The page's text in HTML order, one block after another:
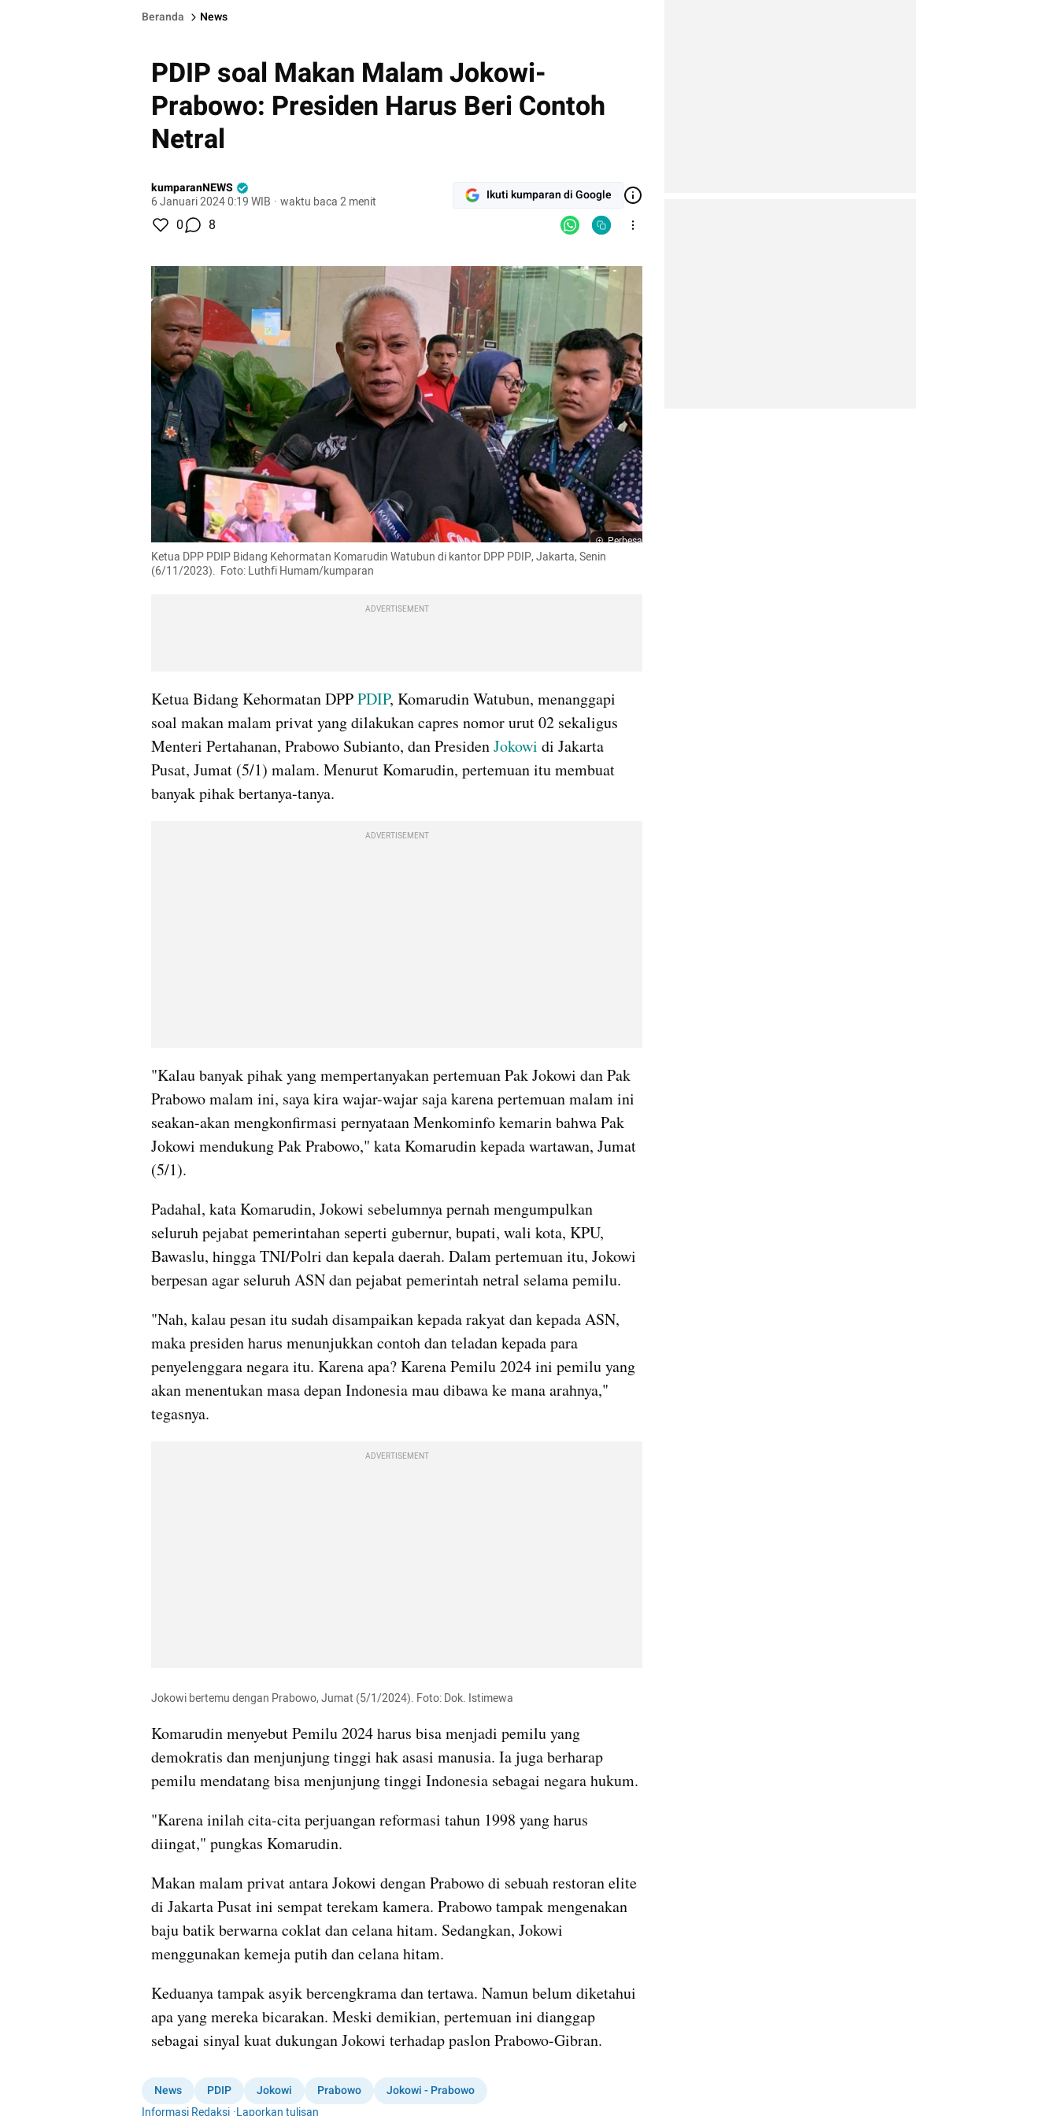
Beranda News
PDIP soal Makan Malam Jokowi-
Prabowo: Presiden Harus Beri Contoh
Netral
kumparanNEWS
6 Januari 2024 0:19 WIB · waktu baca 2 menit Ikuti kumparan di Google
0 8
Perbesar
Ketua DPP PDIP Bidang Kehormatan Komarudin Watubun di kantor DPP PDIP, Jakarta, Senin
(6/11/2023).  Foto: Luthfi Humam/kumparan
ADVERTISEMENT
Ketua Bidang Kehormatan DPP PDIP, Komarudin Watubun, menanggapi
soal makan malam privat yang dilakukan capres nomor urut 02 sekaligus
Menteri Pertahanan, Prabowo Subianto, dan Presiden Jokowi di Jakarta
Pusat, Jumat (5/1) malam. Menurut Komarudin, pertemuan itu membuat
banyak pihak bertanya-tanya.
ADVERTISEMENT
"Kalau banyak pihak yang mempertanyakan pertemuan Pak Jokowi dan Pak
Prabowo malam ini, saya kira wajar-wajar saja karena pertemuan malam ini
seakan-akan mengkonfirmasi pernyataan Menkominfo kemarin bahwa Pak
Jokowi mendukung Pak Prabowo," kata Komarudin kepada wartawan, Jumat
(5/1).
Padahal, kata Komarudin, Jokowi sebelumnya pernah mengumpulkan
seluruh pejabat pemerintahan seperti gubernur, bupati, wali kota, KPU,
Bawaslu, hingga TNI/Polri dan kepala daerah. Dalam pertemuan itu, Jokowi
berpesan agar seluruh ASN dan pejabat pemerintah netral selama pemilu.
"Nah, kalau pesan itu sudah disampaikan kepada rakyat dan kepada ASN,
maka presiden harus menunjukkan contoh dan teladan kepada para
penyelenggara negara itu. Karena apa? Karena Pemilu 2024 ini pemilu yang
akan menentukan masa depan Indonesia mau dibawa ke mana arahnya,"
tegasnya.
ADVERTISEMENT
Jokowi bertemu dengan Prabowo, Jumat (5/1/2024). Foto: Dok. Istimewa
Komarudin menyebut Pemilu 2024 harus bisa menjadi pemilu yang
demokratis dan menjunjung tinggi hak asasi manusia. Ia juga berharap
pemilu mendatang bisa menjunjung tinggi Indonesia sebagai negara hukum.
"Karena inilah cita-cita perjuangan reformasi tahun 1998 yang harus
diingat," pungkas Komarudin.
Makan malam privat antara Jokowi dengan Prabowo di sebuah restoran elite
di Jakarta Pusat ini sempat terekam kamera. Prabowo tampak mengenakan
baju batik berwarna coklat dan celana hitam. Sedangkan, Jokowi
menggunakan kemeja putih dan celana hitam.
Keduanya tampak asyik bercengkrama dan tertawa. Namun belum diketahui
apa yang mereka bicarakan. Meski demikian, pertemuan ini dianggap
sebagai sinyal kuat dukungan Jokowi terhadap paslon Prabowo-Gibran.
News PDIP Jokowi Prabowo
Jokowi - Prabowo
Informasi Redaksi ·Laporkan tulisan